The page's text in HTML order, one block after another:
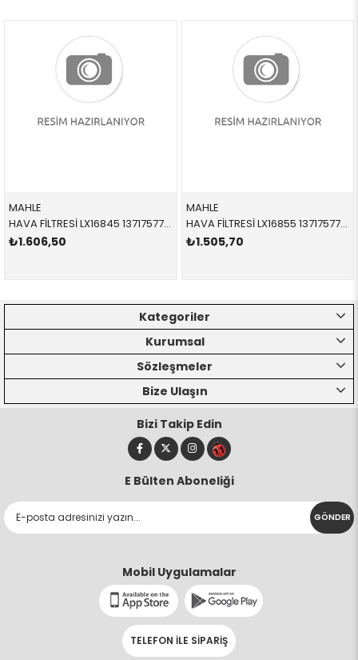
MAHLE
HAVA FİLTRESİ LX16845 13717577458 13717577458 E71,F01,F02,F06,F07,F10,F11,F12,F13,F15,F25,F26 N63,N63N 5-8 SİLİNDİR 2010-2018
₺1.606,50
MAHLE
HAVA FİLTRESİ LX16855 13717577457 13717577457 E71,F01,F02,F06,F07,F10,F11,F12,F13,F15,F25,F26 N63,N63N 1-4 SİLİNDİR 2010-2018
₺1.505,70
Kategoriler
Kurumsal
Sözleşmeler
Bize Ulaşın
Bizi Takip Edin
E Bülten Aboneliği
GÖNDER
Mobil Uygulamalar
TELEFON İLE SİPARİŞ